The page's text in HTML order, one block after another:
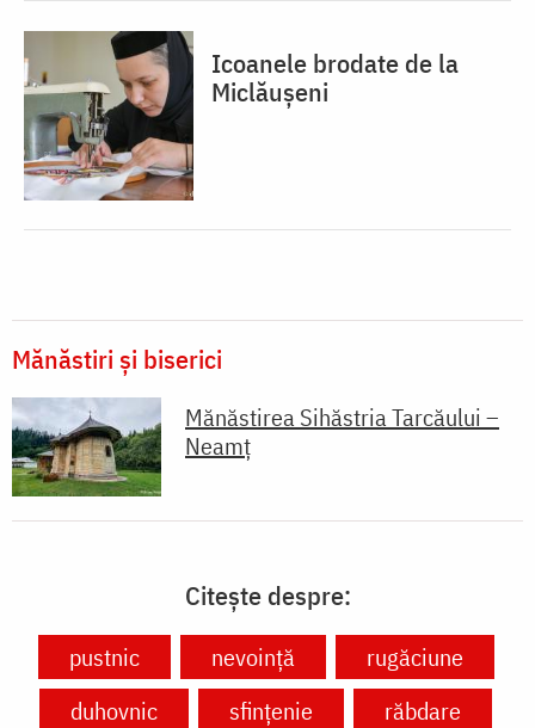
Icoanele brodate de la
Miclăușeni
Mănăstiri și biserici
Mănăstirea Sihăstria Tarcăului –
Neamț
Citește despre:
pustnic nevoință
rugăciune
duhovnic
sfințenie
răbdare